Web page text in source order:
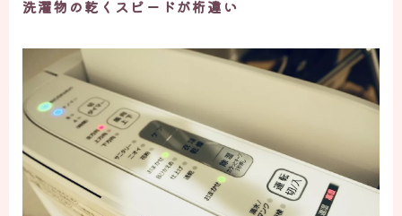
洗濯物の乾くスピードが桁違い